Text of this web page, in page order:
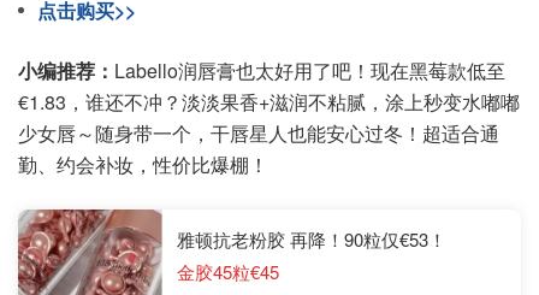
点击购买>>
小编推荐： Labello润唇膏也太好用了吧！现在黑莓款低至
€1.83，谁还不冲？淡淡果香+滋润不粘腻，涂上秒变水嘟嘟
少女唇～随身带一个，干唇星人也能安心过冬！超适合通
勤、约会补妆，性价比爆棚！
雅顿抗老粉胶 再降！90粒仅€53！
金胶45粒€45